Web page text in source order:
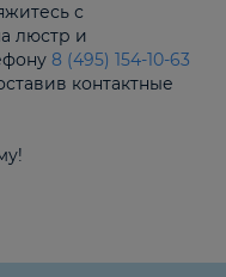
с
люстр и
8 (495) 154-10-63
контактные